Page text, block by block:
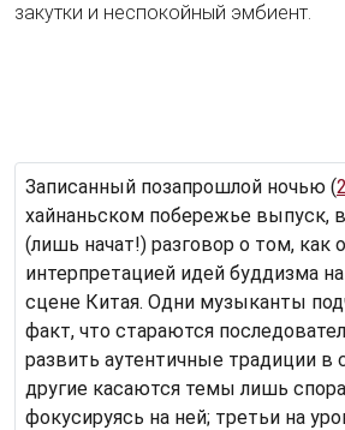
закутки и неспокойный эмбиент.
Записанный позапрошлой ночью (
хайнаньском побережье выпуск,
(лишь начат!) разговор о том, как
интерпретацией идей буддизма
сцене Китая. Одни музыканты
факт, что стараются
развить аутентичные традиции в
другие касаются темы лишь
фокусируясь на ней; третьи на